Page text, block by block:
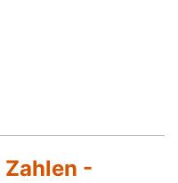
Zahlen -